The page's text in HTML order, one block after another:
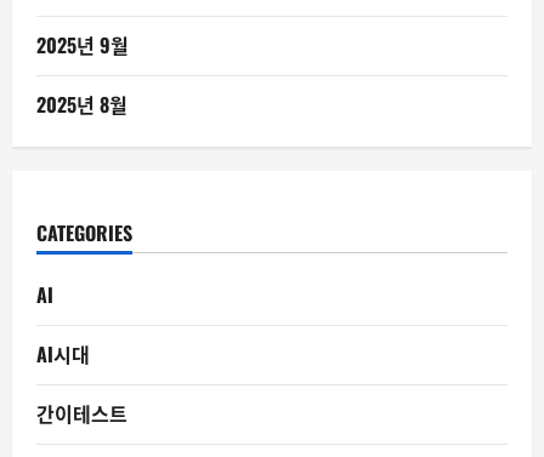
2025년 9월
2025년 8월
CATEGORIES
AI
AI시대
간이테스트